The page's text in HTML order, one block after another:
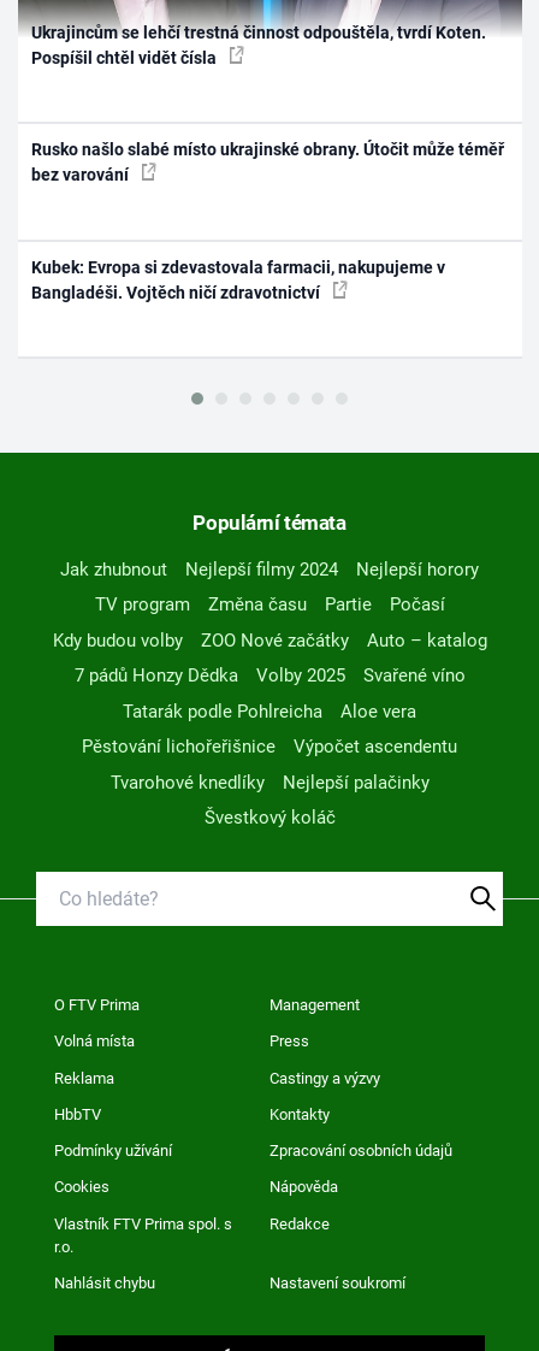
Ukrajincům se lehčí trestná činnost odpouštěla, tvrdí Koten.
Pospíšil chtěl vidět čísla
Rusko našlo slabé místo ukrajinské obrany. Útočit může téměř
bez varování
Kubek: Evropa si zdevastovala farmacii, nakupujeme v
Bangladéši. Vojtěch ničí zdravotnictví
Populární témata
Jak zhubnout Nejlepší filmy 2024
Nejlepší horory
TV program
Změna času Partie
Počasí
Kdy budou volby
ZOO Nové začátky
Auto – katalog
7 pádů Honzy Dědka
Volby 2025
Svařené víno
Tatarák podle Pohlreicha
Aloe vera
Pěstování lichořeřišnice
Výpočet ascendentu
Tvarohové knedlíky
Nejlepší palačinky
Švestkový koláč
O FTV Prima Management
Volná místa Press
Reklama Castingy a výzvy
HbbTV Kontakty
Podmínky užívání Zpracování osobních údajů
Cookies Nápověda
Vlastník FTV Prima spol. s
r.o.
Redakce
Nahlásit chybu Nastavení soukromí